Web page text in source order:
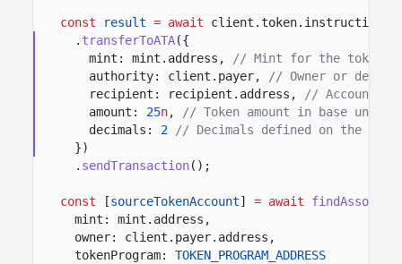
const result = await
client.token.instructions
. transferToATA({
mint: mint.address,
// Mint for the token
authority: client.payer,
// Owner or
recipient: recipient.address,
// Account
amount:
25n,
// Token amount in base units.
decimals:
2
// Decimals defined on the mint
})
. sendTransaction();
const [sourceTokenAccount] = await
mint: mint.address,
owner: client.payer.address,
tokenProgram:
TOKEN_PROGRAM_ADDRESS